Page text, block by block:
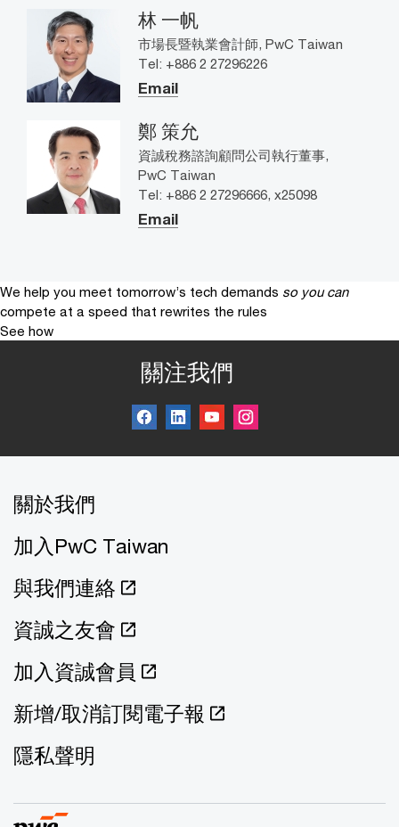
林 一帆
市場長暨執業會計師, PwC Taiwan
Tel: +886 2 27296226
Email
鄭 策允
資誠稅務諮詢顧問公司執行董事,
PwC Taiwan
Tel: +886 2 27296666, x25098
Email
We help you meet tomorrow’s tech demands so you can
compete at a speed that rewrites the rules
See how
關注我們
關於我們
加入PwC Taiwan
與我們連絡
資誠之友會
加入資誠會員
新增/取消訂閱電子報
隱私聲明